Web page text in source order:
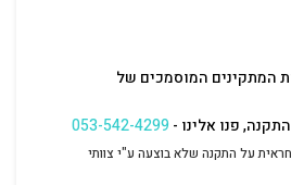
המתקינים המוסמכים של
פנו אלינו -053-542-4299
על התקנה שלא בוצעה ע"י צוותי